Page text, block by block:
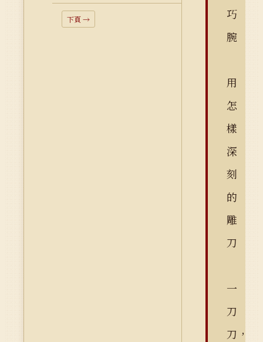
下頁 →
巧
腕
用
怎
樣
深
刻
的
雕
刀
一
刀
刀，